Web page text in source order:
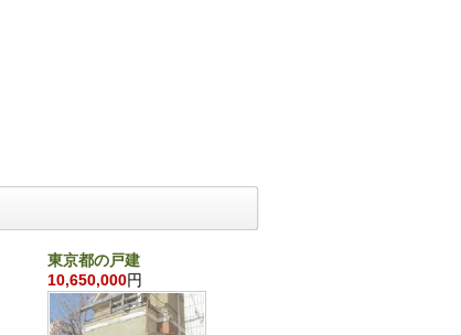
東京都の戸建
10,650,000円